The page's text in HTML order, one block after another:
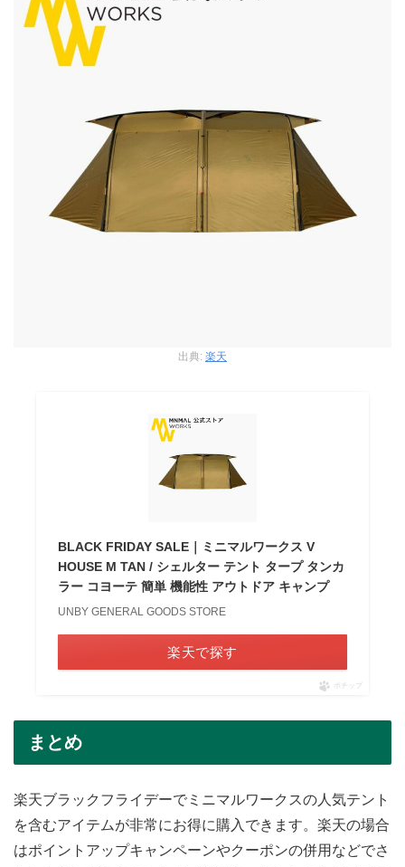
出典: 楽天
BLACK FRIDAY SALE｜ミニマルワークス V
HOUSE M TAN / シェルター テント タープ タンカ
ラー コヨーテ 簡単 機能性 アウトドア キャンプ
UNBY GENERAL GOODS STORE
楽天で探す
ポチップ
まとめ
楽天ブラックフライデーでミニマルワークスの人気テント
を含むアイテムが非常にお得に購入できます。楽天の場合
はポイントアップキャンペーンやクーポンの併用などでさ